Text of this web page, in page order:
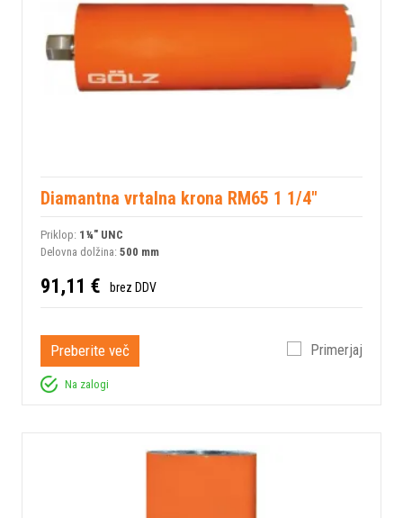
Diamantna vrtalna krona RM65 1 1/4"
Priklop: 1¼" UNC
Delovna dolžina: 500 mm
91,11 € brez DDV
Preberite več Primerjaj
Na zalogi